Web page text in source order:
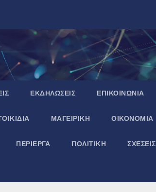
ΕΚΔΗΛΩΣΕΙΣ ΕΠΙΚΟΙΝΩΝΙΑ
ΜΑΓΕΙΡΙΚΗ ΟΙΚΟΝΟΜΙΑ
ΠΕΡΙΕΡΓΑ ΠΟΛΙΤΙΚΗ ΣΧΕΣΕΙΣ